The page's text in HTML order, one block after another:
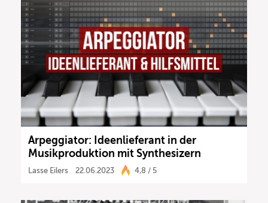
Arpeggiator: Ideenlieferant in der
Musikproduktion mit Synthesizern
Lasse Eilers 22.06.2023 4,8 / 5